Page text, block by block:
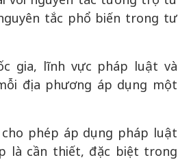
tắc phổ biến trong tư
gia, lĩnh vực pháp luật và
địa phương áp dụng một
phép áp dụng pháp luật
là cần thiết, đặc biệt trong